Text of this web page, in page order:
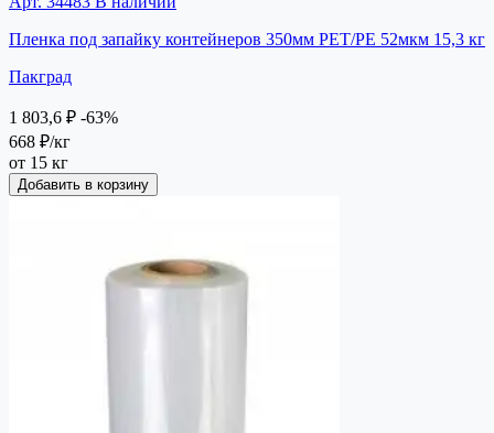
Пленка под запайку контейнеров 350мм РЕТ/РЕ 52мкм 15,3 кг
Пакград
1 803,6 ₽ -63%
668 ₽/кг
от 15 кг
Добавить в корзину